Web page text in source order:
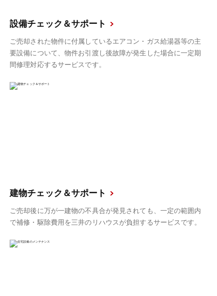
設備チェック＆サポート
ご売却された物件に付属しているエアコン・ガス給湯器等の主
要設備について、物件お引渡し後故障が発生した場合に一定期
間修理対応するサービスです。
建物チェック＆サポート
ご売却後に万が一建物の不具合が発見されても、一定の範囲内
で補修・駆除費用を三井のリハウスが負担するサービスです。